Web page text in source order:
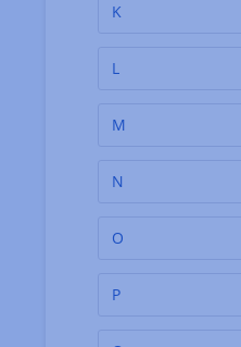
K
L
M
N
O
P